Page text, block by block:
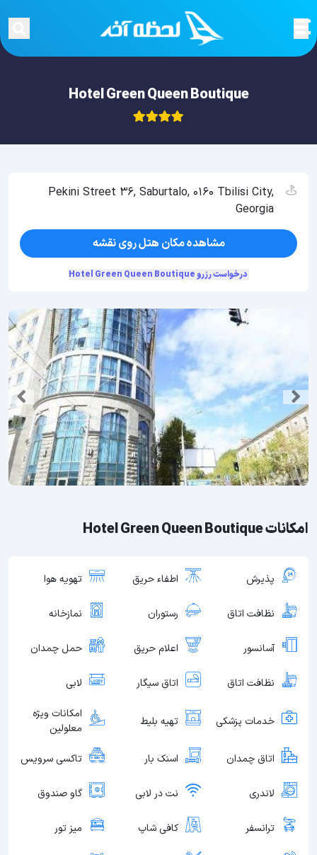
Hotel Green Queen Boutique
امکانات Hotel Green Queen Boutique
پذیرش اطفاء حریق تهویه هوا
نظافت اتاق رستوران نمازخانه
آسانسور اعلام حریق حمل چمدان
نظافت اتاق اتاق سیگار لابی
خدمات پزشکی تهیه بلیط
امکانات ویژه
معلولین
اتاق چمدان اسنک بار تاکسی سرویس
لاندری نت در لابی گاو صندوق
ترانسفر کافی شاپ میز تور
Pekini Street 36, Saburtalo, 0160 Tbilisi City,
Georgia
مشاهده مکان هتل روی نقشه
درخواست رزرو Hotel Green Queen Boutique